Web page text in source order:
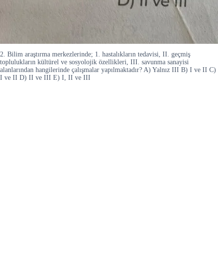
2. Bilim araştırma merkezlerinde; 1. hastalıkların tedavisi, II. geçmiş
toplulukların kültürel ve sosyolojik özellikleri, III. savunma sanayisi
alanlarından hangilerinde çalışmalar yapılmaktadır? A) Yalnız III B) I ve II C)
I ve II D) II ve III E) I, II ve III